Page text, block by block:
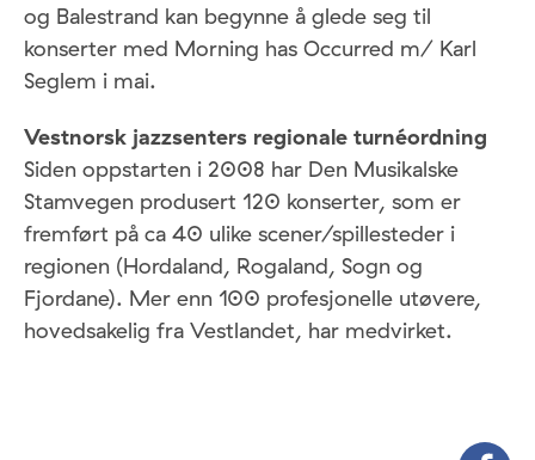
og Balestrand kan begynne å glede seg til
konserter med Morning has Occurred m/ Karl
Seglem i mai.
Vestnorsk jazzsenters regionale turnéordning
Siden oppstarten i 2008 har Den Musikalske
Stamvegen produsert 120 konserter, som er
fremført på ca 40 ulike scener/spillesteder i
regionen (Hordaland, Rogaland, Sogn og
Fjordane). Mer enn 100 profesjonelle utøvere,
hovedsakelig fra Vestlandet, har medvirket.